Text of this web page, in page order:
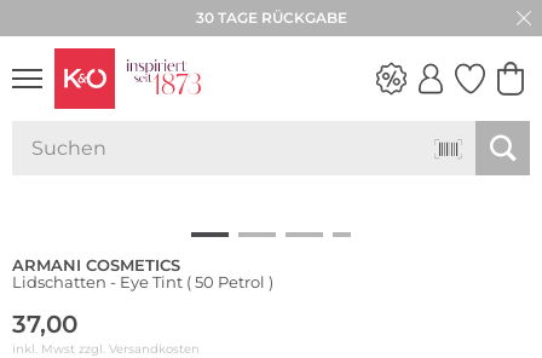
30 TAGE RÜCKGABE
ARMANI COSMETICS
Lidschatten - Eye Tint ( 50 Petrol )
37,00
inkl. Mwst zzgl. Versandkosten